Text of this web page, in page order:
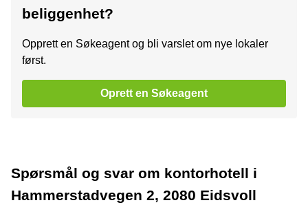
beliggenhet?
Opprett en Søkeagent og bli varslet om nye lokaler
først.
Oprett en Søkeagent
Spørsmål og svar om kontorhotell i
Hammerstadvegen 2, 2080 Eidsvoll